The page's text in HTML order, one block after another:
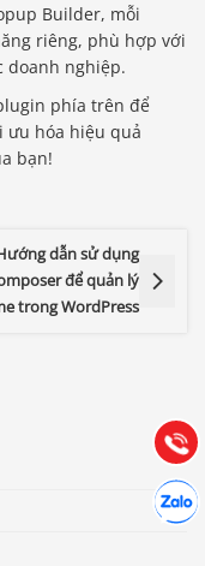
Builder, mỗi
riêng, phù hợp với
doanh nghiệp.
phía trên để
ưu hóa hiệu quả
bạn!
dẫn sử dụng
để quản lý
trong WordPress
Gọi
Báo giá & Đặt hàng:
(028) 22.166.144
Chát